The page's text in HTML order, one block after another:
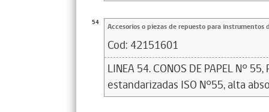
54 Accesorios o piezas de repuesto para instrumentos
Cod: 42151601
LINEA 54. CONOS DE PAPEL N°
estandarizadas ISO N°55, alta